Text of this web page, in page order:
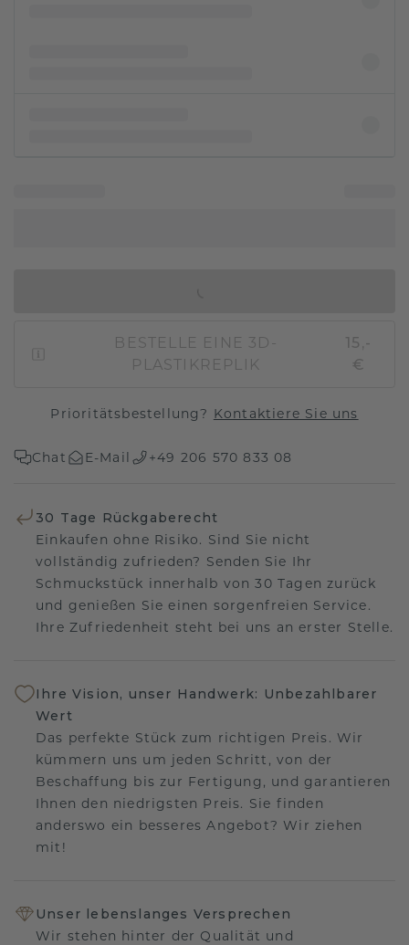
BESTELLE EINE 3D-
PLASTIKREPLIK
15,-
€
Prioritätsbestellung? Kontaktiere Sie uns
Chat E-Mail +49 206 570 833 08
30 Tage Rückgaberecht
Einkaufen ohne Risiko. Sind Sie nicht
vollständig zufrieden? Senden Sie Ihr
Schmuckstück innerhalb von 30 Tagen zurück
und genießen Sie einen sorgenfreien Service.
Ihre Zufriedenheit steht bei uns an erster Stelle.
Ihre Vision, unser Handwerk: Unbezahlbarer
Wert
Das perfekte Stück zum richtigen Preis. Wir
kümmern uns um jeden Schritt, von der
Beschaffung bis zur Fertigung, und garantieren
Ihnen den niedrigsten Preis. Sie finden
anderswo ein besseres Angebot? Wir ziehen
mit!
Unser lebenslanges Versprechen
Wir stehen hinter der Qualität und